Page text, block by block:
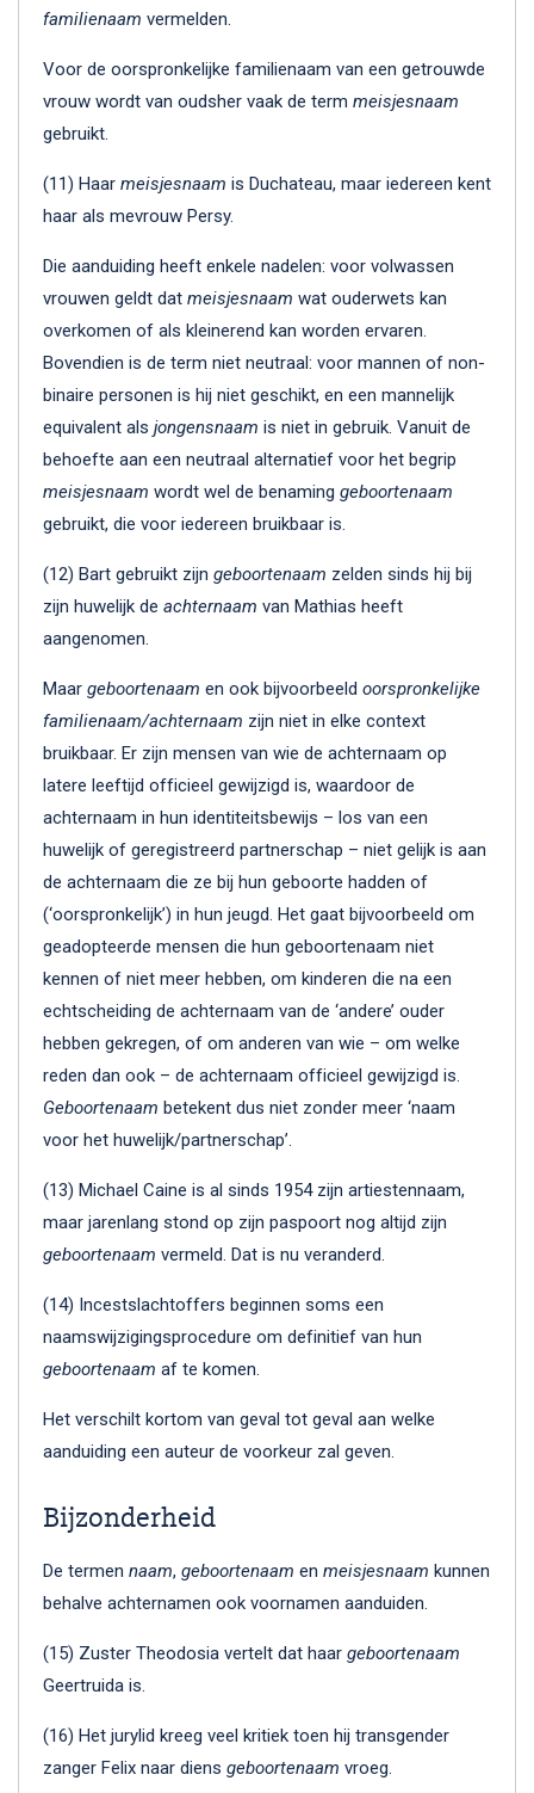
familienaam vermelden.
Voor de oorspronkelijke familienaam van een getrouwde
vrouw wordt van oudsher vaak de term meisjesnaam
gebruikt.
(11) Haar meisjesnaam is Duchateau, maar iedereen kent
haar als mevrouw Persy.
Die aanduiding heeft enkele nadelen: voor volwassen
vrouwen geldt dat meisjesnaam wat ouderwets kan
overkomen of als kleinerend kan worden ervaren.
Bovendien is de term niet neutraal: voor mannen of non-
binaire personen is hij niet geschikt, en een mannelijk
equivalent als jongensnaam is niet in gebruik. Vanuit de
behoefte aan een neutraal alternatief voor het begrip
meisjesnaam wordt wel de benaming geboortenaam
gebruikt, die voor iedereen bruikbaar is.
(12) Bart gebruikt zijn geboortenaam zelden sinds hij bij
zijn huwelijk de achternaam van Mathias heeft
aangenomen.
Maar geboortenaam en ook bijvoorbeeld oorspronkelijke
familienaam/achternaam zijn niet in elke context
bruikbaar. Er zijn mensen van wie de achternaam op
latere leeftijd officieel gewijzigd is, waardoor de
achternaam in hun identiteitsbewijs – los van een
huwelijk of geregistreerd partnerschap – niet gelijk is aan
de achternaam die ze bij hun geboorte hadden of
(‘oorspronkelijk’) in hun jeugd. Het gaat bijvoorbeeld om
geadopteerde mensen die hun geboortenaam niet
kennen of niet meer hebben, om kinderen die na een
echtscheiding de achternaam van de ‘andere’ ouder
hebben gekregen, of om anderen van wie – om welke
reden dan ook – de achternaam officieel gewijzigd is.
Geboortenaam betekent dus niet zonder meer ‘naam
voor het huwelijk/partnerschap’.
(13) Michael Caine is al sinds 1954 zijn artiestennaam,
maar jarenlang stond op zijn paspoort nog altijd zijn
geboortenaam vermeld. Dat is nu veranderd.
(14) Incestslachtoffers beginnen soms een
naamswijzigingsprocedure om definitief van hun
geboortenaam af te komen.
Het verschilt kortom van geval tot geval aan welke
aanduiding een auteur de voorkeur zal geven.
Bijzonderheid
De termen naam, geboortenaam en meisjesnaam kunnen
behalve achternamen ook voornamen aanduiden.
(15) Zuster Theodosia vertelt dat haar geboortenaam
Geertruida is.
(16) Het jurylid kreeg veel kritiek toen hij transgender
zanger Felix naar diens geboortenaam vroeg.